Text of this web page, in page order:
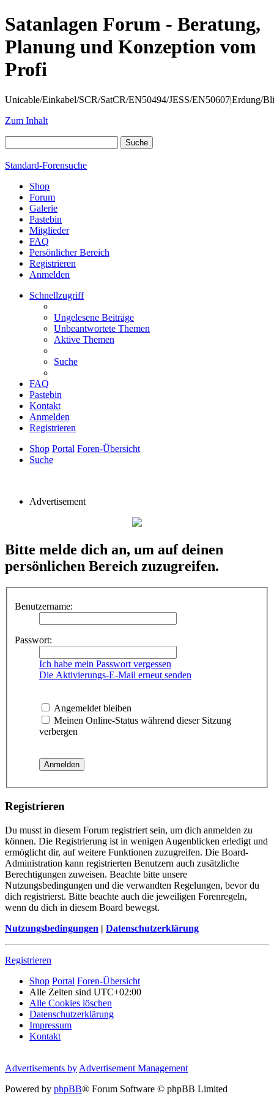
Satanlagen Forum - Beratung,
Planung und Konzeption vom
Profi
Unicable/Einkabel/SCR/SatCR/EN50494/JESS/EN50607|Erdung/
Zum Inhalt
Standard-Forensuche
Shop
Forum
Galerie
Pastebin
Mitglieder
FAQ
Persönlicher Bereich
Registrieren
Anmelden
Schnellzugriff
Ungelesene Beiträge
Unbeantwortete Themen
Aktive Themen
Suche
FAQ
Pastebin
Kontakt
Anmelden
Registrieren
Shop Portal Foren-Übersicht
Suche
Advertisement
Bitte melde dich an, um auf deinen
persönlichen Bereich zuzugreifen.
Benutzername:
Passwort:
Ich habe mein Passwort vergessen
Die Aktivierungs-E-Mail erneut senden
Angemeldet bleiben
Meinen Online-Status während dieser Sitzung
verbergen
Registrieren
Du musst in diesem Forum registriert sein, um dich anmelden zu
können. Die Registrierung ist in wenigen Augenblicken erledigt und
ermöglicht dir, auf weitere Funktionen zuzugreifen. Die Board-
Administration kann registrierten Benutzern auch zusätzliche
Berechtigungen zuweisen. Beachte bitte unsere
Nutzungsbedingungen und die verwandten Regelungen, bevor du
dich registrierst. Bitte beachte auch die jeweiligen Forenregeln,
wenn du dich in diesem Board bewegst.
Nutzungsbedingungen | Datenschutzerklärung
Registrieren
Shop Portal Foren-Übersicht
Alle Zeiten sind UTC+02:00
Alle Cookies löschen
Datenschutzerklärung
Impressum
Kontakt
Advertisements by Advertisement Management
Powered by phpBB® Forum Software © phpBB Limited